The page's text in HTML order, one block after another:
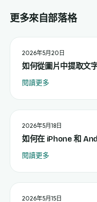
更多來自部落格
2026年5月20日
如何從圖片中提取文
閱讀更多
2026年5月18日
如何在 iPhone 和
閱讀更多
2026年5月15日